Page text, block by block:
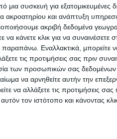
συσκευή για εξατομικευμένες
ακροατηρίου και ανάπτυξη
ακριβή δεδομένα
κάνετε κλικ για να συναινέσετε
παραπάνω. Εναλλακτικά, μπορείτε
τις προτιμήσεις σας πριν
των προσωπικών σας δεδομένων
να αρνηθείτε αυτήν την
να αλλάξετε τις προτιμήσεις
τον ιστότοπο και κάνοντας
στο Google News!
και ευρύτερα της Θεσσαλίας
Έρχονται μελέτες για τις